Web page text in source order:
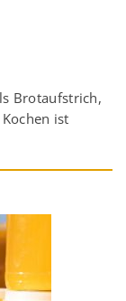
Brotaufstrich,
ist